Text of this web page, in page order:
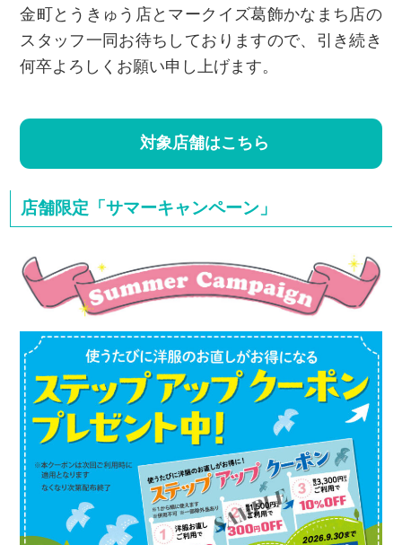
金町とうきゅう店とマークイズ葛飾かなまち店の
スタッフ一同お待ちしておりますので、引き続き
何卒よろしくお願い申し上げます。
対象店舗はこちら
店舗限定「サマーキャンペーン」